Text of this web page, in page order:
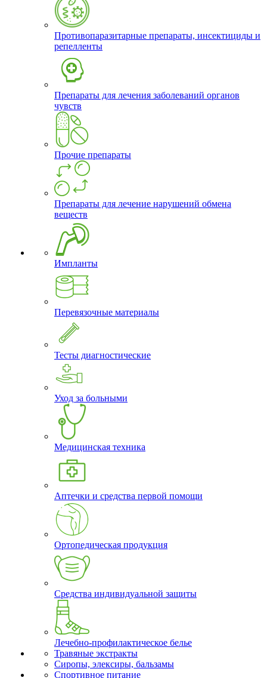
Противопаразитарные препараты, инсектициды и
репелленты
Препараты для лечения заболеваний органов
чувств
Прочие препараты
Препараты для лечение нарушений обмена
веществ
Импланты
Перевязочные материалы
Тесты диагностические
Уход за больными
Медицинская техника
Аптечки и средства первой помощи
Ортопедическая продукция
Средства индивидуальной защиты
Лечебно-профилактическое белье
Травяные экстракты
Сиропы, элексиры, бальзамы
Спортивное питание